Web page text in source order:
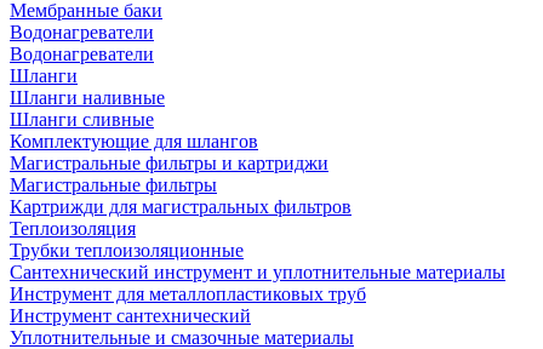
Мембранные баки
Водонагреватели
Водонагреватели
Шланги
Шланги наливные
Шланги сливные
Комплектующие для шлангов
Магистральные фильтры и картриджи
Магистральные фильтры
Картрижди для магистральных фильтров
Теплоизоляция
Трубки теплоизоляционные
Сантехнический инструмент и уплотнительные материалы
Инструмент для металлопластиковых труб
Инструмент сантехнический
Уплотнительные и смазочные материалы